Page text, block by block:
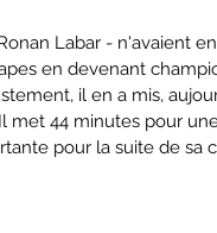
Labar - n'avaient
en devenant
il en a mis,
met 44 minutes pour
pour la suite de sa